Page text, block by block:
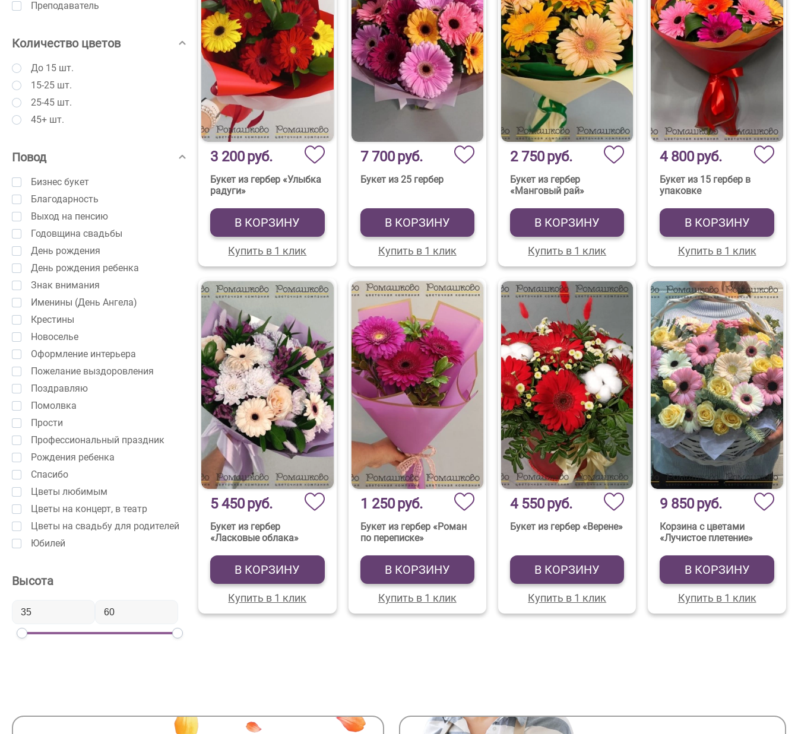
Преподаватель
Количество цветов
До 15 шт.
15-25 шт.
25-45 шт.
45+ шт.
Повод
Бизнес букет
Благодарность
Выход на пенсию
Годовщина свадьбы
День рождения
День рождения ребенка
Знак внимания
Именины (День Ангела)
Крестины
Новоселье
Оформление интерьера
Пожелание выздоровления
Поздравляю
Помолвка
Прости
Профессиональный праздник
Рождения ребенка
Спасибо
Цветы любимым
Цветы на концерт, в театр
Цветы на свадьбу для родителей
Юбилей
Высота
3 200руб.
Букет из гербер «Улыбка
радуги»
В КОРЗИНУ
Купить в 1 клик
7 700руб.
Букет из 25 гербер
В КОРЗИНУ
Купить в 1 клик
2 750руб.
Букет из гербер
«Манговый рай»
В КОРЗИНУ
Купить в 1 клик
4 800руб.
Букет из 15 гербер в
упаковке
В КОРЗИНУ
Купить в 1 клик
5 450руб.
Букет из гербер
«Ласковые облака»
В КОРЗИНУ
Купить в 1 клик
1 250руб.
Букет из гербер «Роман
по переписке»
В КОРЗИНУ
Купить в 1 клик
4 550руб.
Букет из гербер «Верене»
В КОРЗИНУ
Купить в 1 клик
9 850руб.
Корзина с цветами
«Лучистое плетение»
В КОРЗИНУ
Купить в 1 клик